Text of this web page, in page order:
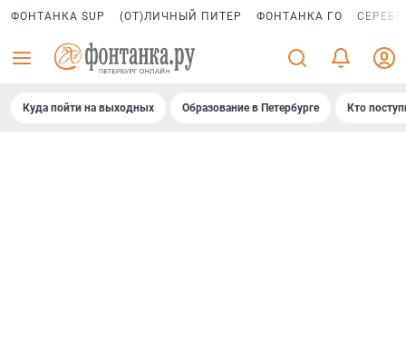
ФОНТАНКА SUP (ОТ)ЛИЧНЫЙ ПИТЕР ФОНТАНКА ГО
Куда пойти на выходных Образование в Петербурге Кто